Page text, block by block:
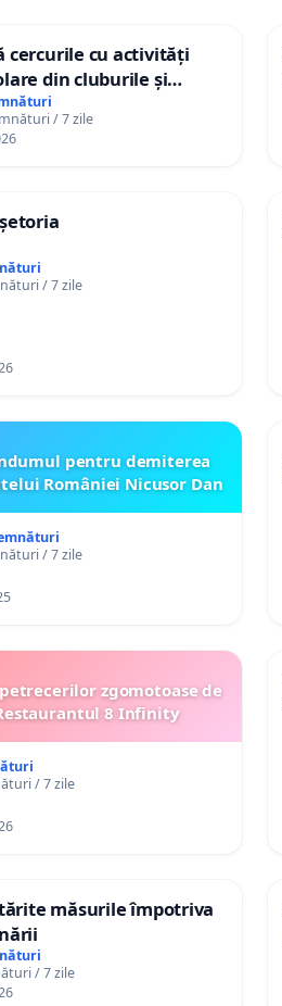
cercurile cu activități
din cluburile și
/ 7 zile
/ 7 zile
pentru demiterea
României Nicusor Dan
/ 7 zile
zgomotoase de
8 Infinity
/ 7 zile
măsurile împotriva
/ 7 zile